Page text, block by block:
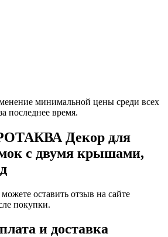
минимальной цены среди всех
последнее время.
Декор для
с двумя крышами,
оставить отзыв на сайте
покупки.
и доставка